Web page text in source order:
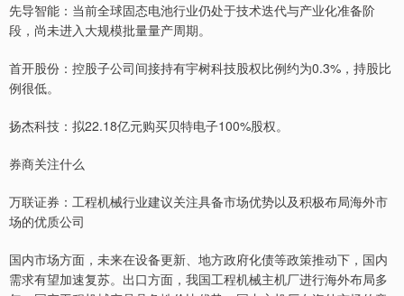
先导智能：当前全球固态电池行业仍处于技术迭代与产业化准备阶
段，尚未进入大规模批量量产周期。
首开股份：控股子公司间接持有宇树科技股权比例约为0.3%，持股比
例很低。
扬杰科技：拟22.18亿元购买贝特电子100%股权。
券商关注什么
万联证券：工程机械行业建议关注具备市场优势以及积极布局海外市
场的优质公司
国内市场方面，未来在设备更新、地方政府化债等政策推动下，国内
需求有望加速复苏。出口方面，我国工程机械主机厂进行海外布局多